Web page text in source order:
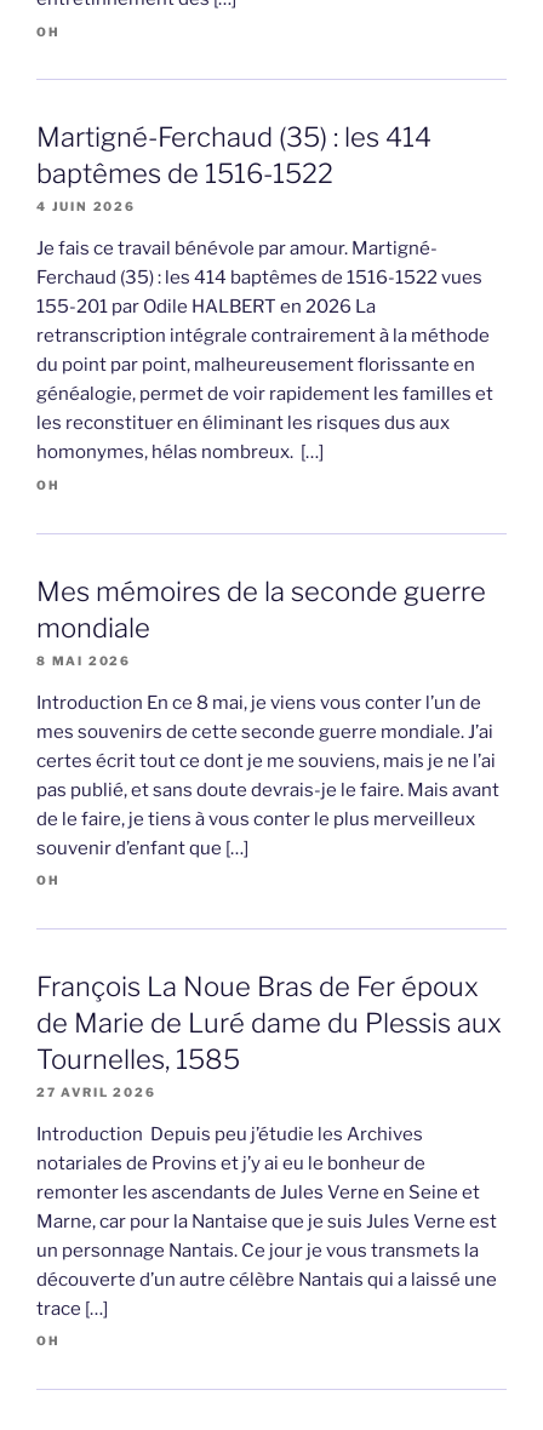
OH
Martigné-Ferchaud (35) : les 414
baptêmes de 1516-1522
4 JUIN 2026
Je fais ce travail bénévole par amour. Martigné-
Ferchaud (35) : les 414 baptêmes de 1516-1522 vues
155-201 par Odile HALBERT en 2026 La
retranscription intégrale contrairement à la méthode
du point par point, malheureusement florissante en
généalogie, permet de voir rapidement les familles et
les reconstituer en éliminant les risques dus aux
homonymes, hélas nombreux. […]
OH
Mes mémoires de la seconde guerre
mondiale
8 MAI 2026
Introduction En ce 8 mai, je viens vous conter l’un de
mes souvenirs de cette seconde guerre mondiale. J’ai
certes écrit tout ce dont je me souviens, mais je ne l’ai
pas publié, et sans doute devrais-je le faire. Mais avant
de le faire, je tiens à vous conter le plus merveilleux
souvenir d’enfant que […]
OH
François La Noue Bras de Fer époux
de Marie de Luré dame du Plessis aux
Tournelles, 1585
27 AVRIL 2026
Introduction Depuis peu j’étudie les Archives
notariales de Provins et j’y ai eu le bonheur de
remonter les ascendants de Jules Verne en Seine et
Marne, car pour la Nantaise que je suis Jules Verne est
un personnage Nantais. Ce jour je vous transmets la
découverte d’un autre célèbre Nantais qui a laissé une
trace […]
OH